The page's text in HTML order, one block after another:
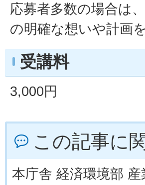
応募者多数の場合は
の明確な想いや計画
受講料
3,000円
この記事に
本庁舎 経済環境部